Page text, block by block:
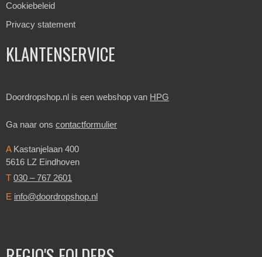
Cookiebeleid
Privacy statement
KLANTENSERVICE
Doordropshop.nl is een webshop van HPG
Ga naar ons contactformulier
AKastanjelaan 400
5616 LZ Eindhoven
T 030 – 767 2601
E info@doordropshop.nl